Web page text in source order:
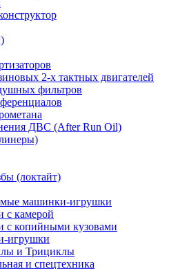
2-х тактных двигателей
фильтров
ДВС (After Run Oil)
(локтайт)
машинки-игрушки
камерой
копийными кузовами
игрушки
и Трициклы
и спецтехника